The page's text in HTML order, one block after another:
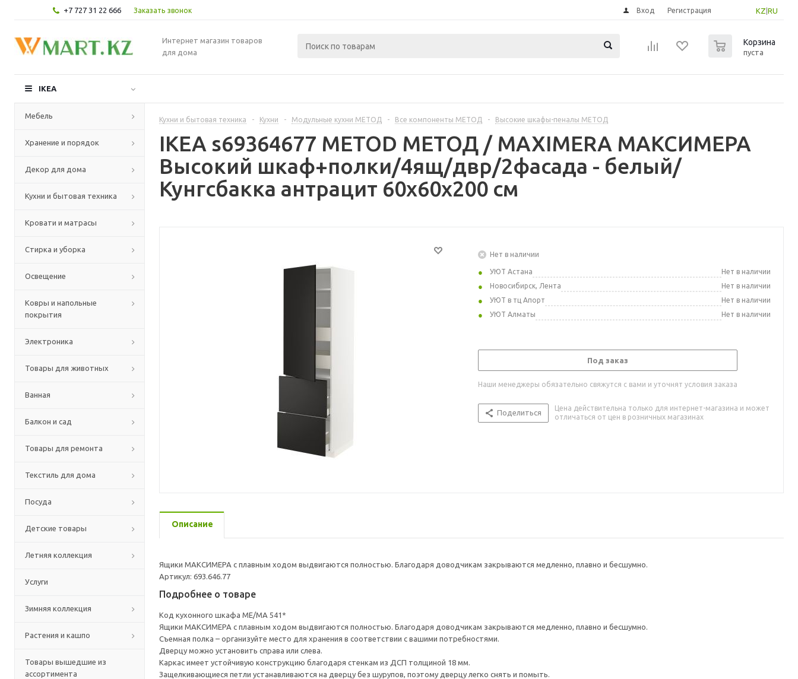
+7 727 31 22 666 Заказать звонок KZ RU
Вход Регистрация
Интернет магазин товаров
для дома
Корзина
пуста
IKEA
Мебель
Хранение и порядок
Декор для дома
Кухни и бытовая техника
Кровати и матрасы
Стирка и уборка
Освещение
Ковры и напольные
покрытия
Электроника
Товары для животных
Ванная
Балкон и сад
Товары для ремонта
Текстиль для дома
Посуда
Детские товары
Летняя коллекция
Услуги
Зимняя коллекция
Растения и кашпо
Товары вышедшие из
ассортимента
Кухни и бытовая техника - Кухни - Модульные кухни МЕТОД - Все компоненты МЕТОД - Высокие шкафы-пеналы МЕТОД
IKEA s69364677 METOD МЕТОД / MAXIMERA МАКСИМЕРА
Высокий шкаф+полки/4ящ/двр/2фасада - белый/
Кунгсбакка антрацит 60x60x200 см
Нет в наличии
УЮТ Астана
Нет в наличии
Новосибирск, Лента
Нет в наличии
УЮТ в тц Апорт
Нет в наличии
УЮТ Алматы
Нет в наличии
Под заказ
Наши менеджеры обязательно свяжутся с вами и уточнят условия заказа
Поделиться
Цена действительна только для интернет-магазина и может
отличаться от цен в розничных магазинах
Описание
Ящики МАКСИМЕРА с плавным ходом выдвигаются полностью. Благодаря доводчикам закрываются медленно, плавно и бесшумно.
Артикул: 693.646.77
Подробнее о товаре
Код кухонного шкафа ME/MA 541*
Ящики МАКСИМЕРА с плавным ходом выдвигаются полностью. Благодаря доводчикам закрываются медленно, плавно и бесшумно.
Съемная полка – организуйте место для хранения в соответствии с вашими потребностями.
Дверцу можно установить справа или слева.
Каркас имеет устойчивую конструкцию благодаря стенкам из ДСП толщиной 18 мм.
Защелкивающиеся петли устанавливаются на дверцу без шурупов, поэтому дверцу легко снять и помыть.